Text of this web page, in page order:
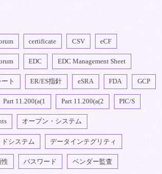
certificate CSV eCF
EDC EDC Management Sheet
ト ER/ES指針 eSRA FDA GCP
Part 11.200(a(1 Part 11.200(a(2 PIC/S
オープン・システム
システム データインテグリティ
パスワード ベンダー監査